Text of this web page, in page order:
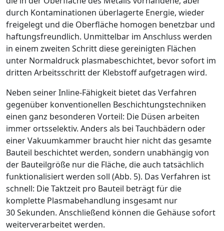
durch Kontaminationen überlagerte Energie, wieder
freigelegt und die Oberfläche homogen benetzbar und
haftungsfreundlich. Unmittelbar im Anschluss werden
in einem zweiten Schritt diese gereinigten Flächen
unter Normaldruck plasmabeschichtet, bevor sofort im
dritten Arbeitsschritt der Klebstoff aufgetragen wird.
Neben seiner Inline-Fähigkeit bietet das Verfahren
gegenüber konventionellen Beschichtungstechniken
einen ganz besonderen Vorteil: Die Düsen arbeiten
immer ortsselektiv. Anders als bei Tauchbädern oder
einer Vakuumkammer braucht hier nicht das gesamte
Bauteil beschichtet werden, sondern unabhängig von
der Bauteilgröße nur die Fläche, die auch tatsächlich
funktionalisiert werden soll (Abb. 5). Das Verfahren ist
schnell: Die Taktzeit pro Bauteil beträgt für die
komplette Plasmabehandlung insgesamt nur
30 Sekunden. Anschließend können die Gehäuse sofort
weiterverarbeitet werden.